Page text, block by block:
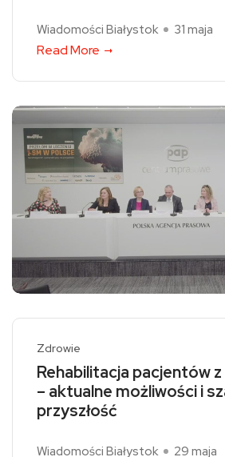
Wiadomości Białystok 31 maja
Read More
Zdrowie
Rehabilitacja pacjentów z
– aktualne możliwości i
przyszłość
Wiadomości Białystok 29 maja